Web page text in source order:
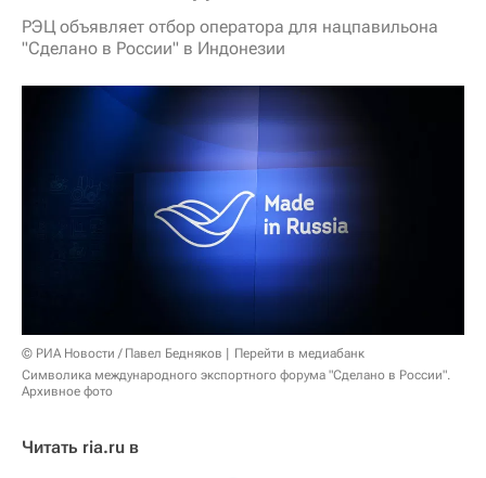
РЭЦ объявляет отбор оператора для нацпавильона
"Сделано в России" в Индонезии
© РИА Новости / Павел Бедняков
Перейти в медиабанк
Символика международного экспортного форума "Сделано в России".
Архивное фото
Читать ria.ru в